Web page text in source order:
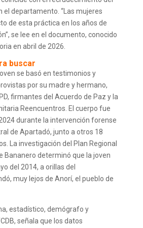
el departamento. “Las mujeres
de esta práctica en los años de
se lee en el documento, conocido
en abril de 2026.
buscar
se basó en testimonios y
por su madre y hermano,
firmantes del Acuerdo de Paz y la
Reencuentros. El cuerpo fue
durante la intervención forense
de Apartadó, junto a otros 18
La investigación del Plan Regional
Bananero determinó que la joven
del 2014, a orillas del
muy lejos de Anorí, el pueblo de
estadístico, demógrafo y
señala que los datos